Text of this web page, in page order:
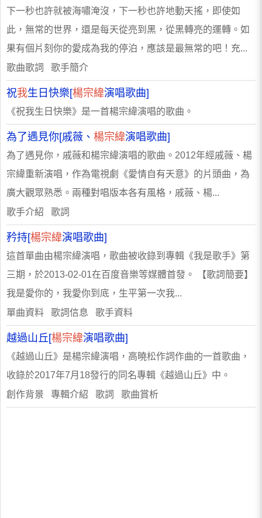
下一秒也許就被海嘯淹沒，下一秒也許地動天搖，即使如
此，無常的世界，還是每天從亮到黑，從黑轉亮的運轉。如
果有個片刻你的愛成為我的停泊，應該是最無常的吧！充...
歌曲歌詞 歌手簡介
祝我生日快樂[楊宗緯演唱歌曲]
《祝我生日快樂》是一首楊宗緯演唱的歌曲。
為了遇見你[戚薇、 楊宗緯演唱歌曲]
為了遇見你，戚薇和楊宗緯演唱的歌曲。2012年經戚薇、楊
宗緯重新演唱，作為電視劇《愛情自有天意》的片頭曲，為
廣大觀眾熟悉。兩種對唱版本各有風格，戚薇、楊...
歌手介紹 歌詞
矜持[楊宗緯演唱歌曲]
這首單曲由楊宗緯演唱，歌曲被收錄到專輯《我是歌手》第
三期，於2013-02-01在百度音樂等媒體首發。 【歌詞簡要】
我是愛你的，我愛你到底，生平第一次我...
單曲資料 歌詞信息 歌手資料
越過山丘[楊宗緯演唱歌曲]
《越過山丘》是楊宗緯演唱，高曉松作詞作曲的一首歌曲，
收錄於2017年7月18發行的同名專輯《越過山丘》中。
創作背景 專輯介紹 歌詞 歌曲賞析